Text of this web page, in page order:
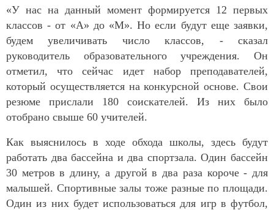
«У нас на данный момент формируется 12 первых
классов - от «А» до «М». Но если будут еще заявки,
будем увеличивать число классов, - сказал
руководитель образовательного учреждения. Он
отметил, что сейчас идет набор преподавателей,
который осуществляется на конкурсной основе. Свои
резюме прислали 180 соискателей. Из них было
отобрано свыше 60 учителей.
Как выяснилось в ходе обхода школы, здесь будут
работать два бассейна и два спортзала. Один бассейн
30 метров в длину, а другой в два раза короче - для
малышей. Спортивные залы тоже разные по площади.
Один из них будет использоваться для игр в футбол,